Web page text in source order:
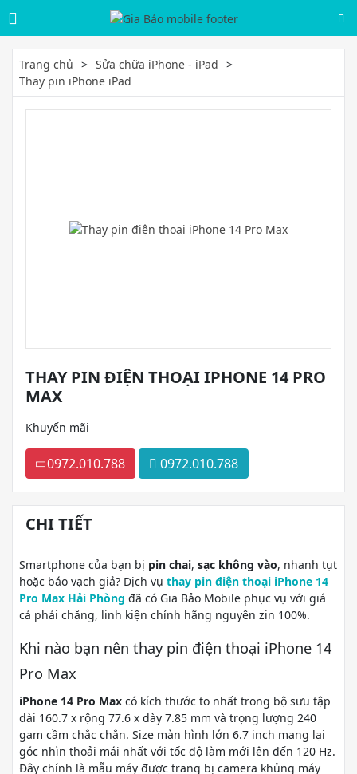
Trang chủ
Sửa chữa iPhone - iPad
Thay pin iPhone iPad
THAY PIN ĐIỆN THOẠI IPHONE 14 PRO
MAX
Khuyến mãi
0972.010.788 0972.010.788
CHI TIẾT
Smartphone của bạn bị pin chai, sạc không vào, nhanh tụt
hoặc báo vạch giả? Dịch vụ thay pin điện thoại iPhone 14
Pro Max Hải Phòng đã có Gia Bảo Mobile phục vụ với giá
cả phải chăng, linh kiện chính hãng nguyên zin 100%.
Khi nào bạn nên thay pin điện thoại iPhone 14
Pro Max
iPhone 14 Pro Max có kích thước to nhất trong bộ sưu tập
dài 160.7 x rộng 77.6 x dày 7.85 mm và trọng lượng 240
gam cầm chắc chắn. Size màn hình lớn 6.7 inch mang lại
góc nhìn thoải mái nhất với tốc độ làm mới lên đến 120 Hz.
Đây chính là mẫu máy được trang bị camera khủng máy